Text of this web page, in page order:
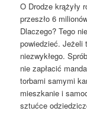
O Drodze krążyły
przeszło 6
Dlaczego? Tego
powiedzieć. Jeżeli
niezwykłego.
nie zapłacić
torbami samymi
mieszkanie i
sztućce